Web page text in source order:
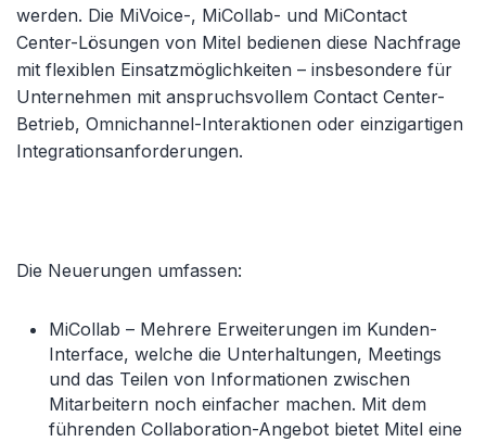
werden. Die MiVoice-, MiCollab- und MiContact
Center-Lösungen von Mitel bedienen diese Nachfrage
mit flexiblen Einsatzmöglichkeiten – insbesondere für
Unternehmen mit anspruchsvollem Contact Center-
Betrieb, Omnichannel-Interaktionen oder einzigartigen
Integrationsanforderungen.
Die Neuerungen umfassen:
MiCollab – Mehrere Erweiterungen im Kunden-
Interface, welche die Unterhaltungen, Meetings
und das Teilen von Informationen zwischen
Mitarbeitern noch einfacher machen. Mit dem
führenden Collaboration-Angebot bietet Mitel eine